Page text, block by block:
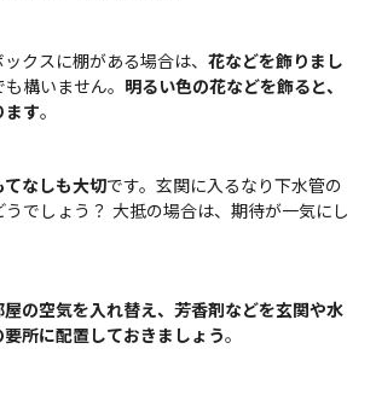
クスに棚がある場合は、 花などを飾りまし
構いません。 明るい色の花などを飾ると、
ます。
なしも大切です。玄関に入るなり下水管の
でしょう？ 大抵の場合は、期待が一気にし
の空気を入れ替え、芳香剤などを玄関や水
所に配置しておきましょう。